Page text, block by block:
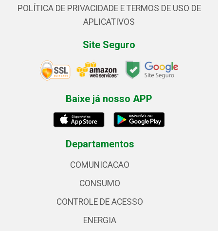
POLÍTICA DE PRIVACIDADE E TERMOS DE USO DE
APLICATIVOS
Site Seguro
Baixe já nosso APP
Departamentos
COMUNICACAO
CONSUMO
CONTROLE DE ACESSO
ENERGIA